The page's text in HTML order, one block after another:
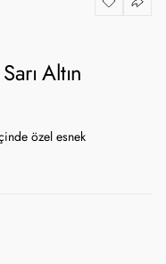
Altın
özel esnek